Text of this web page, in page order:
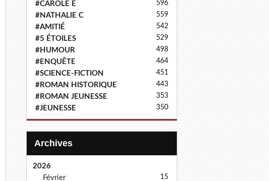
#CAROLE E 596
#NATHALIE C 559
#AMITIÉ 542
#5 ÉTOILES 529
#HUMOUR 498
#ENQUÊTE 464
#SCIENCE-FICTION 451
#ROMAN HISTORIQUE 443
#ROMAN JEUNESSE 353
#JEUNESSE 350
Archives
2026
Février
15